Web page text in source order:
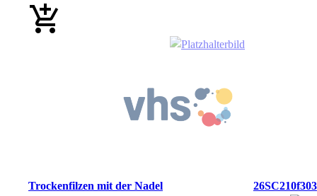
Trockenfilzen mit der Nadel
26SC210f303